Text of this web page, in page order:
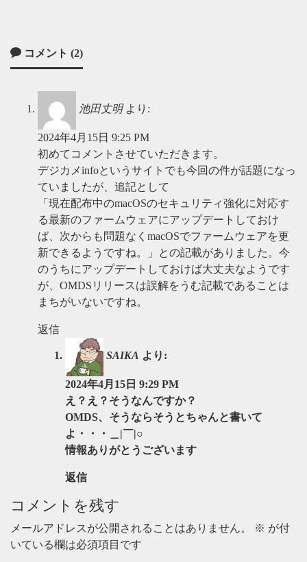
コメント (2)
池田丈明 より:
2024年4月15日 9:25 PM
初めてコメントさせていただきます。
デジカメinfoというサイトでも今回の件が話題になっ
ていましたが、追記として
「現在配布中のmacOSのセキュリティ強化に対応す
る最新のファームウェアにアップデートしておけ
ば、次からも問題なくmacOSでファームウェアを更
新できるようですね。」との記載がありました。今
のうちにアップデートしておけば大丈夫なようです
が、OMDSリリースは誤解をうむ記載であることは
まちがいないですね。
返信
SAIKA より:
2024年4月15日 9:29 PM
え？え？そうなんですか？
OMDS、そうならそうとちゃんと書いて
よ・・・＿|￣|○
情報ありがとうございます
返信
コメントを残す
メールアドレスが公開されることはありません。 ※ が付
いている欄は必須項目です